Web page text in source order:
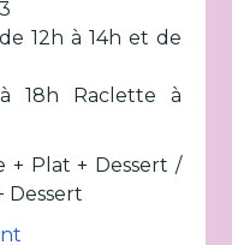
12h à 14h et de
18h Raclette à
+ Plat + Dessert /
Dessert